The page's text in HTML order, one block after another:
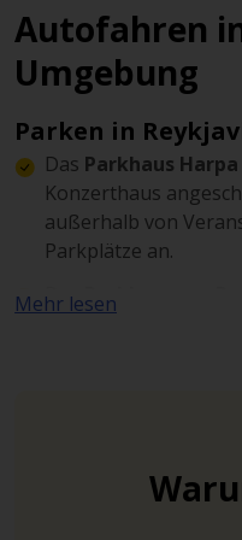
Autofahren
Umgebung
Parken in
Das Parkhaus
Konzerthaus
außerhalb von
Parkplätze an.
Das Parkhaus am
Mieten Sie ein
Mehr lesen